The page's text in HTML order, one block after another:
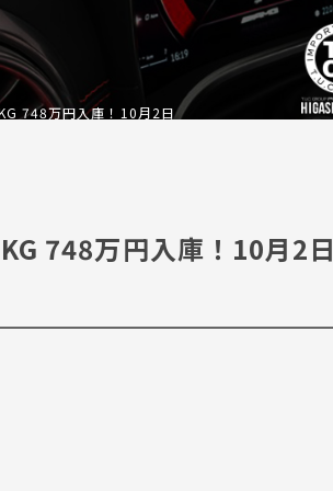
748万円入庫！10月2日
748万円入庫！10月2日